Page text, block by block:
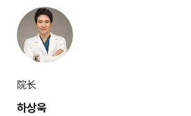
院长
하상욱